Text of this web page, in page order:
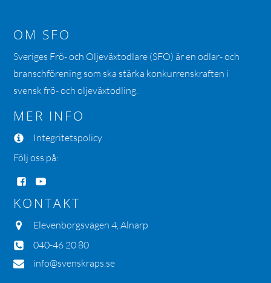
OM SFO
Sveriges Frö- och Oljeväxtodlare (SFO) är en odlar- och
branschförening som ska stärka konkurrenskraften i
svensk frö- och oljeväxtodling.
MER INFO
Integritetspolicy
Följ oss på:
KONTAKT
Elevenborgsvägen 4, Alnarp
040-46 20 80
info@svenskraps.se